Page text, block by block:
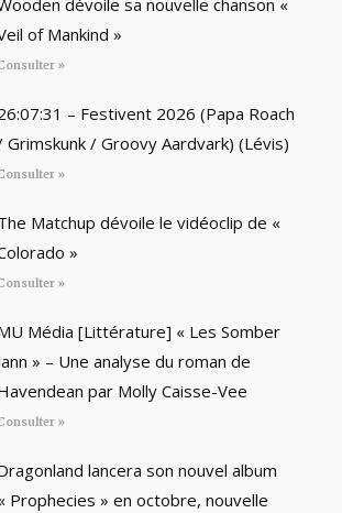
dévoile sa nouvelle chanson «
of Mankind »
»
– Festivent 2026 (Papa Roach
Grimskunk / Groovy Aardvark) (Lévis)
»
Matchup dévoile le vidéoclip de «
»
»
Média [Littérature] « Les Somber
» – Une analyse du roman de
par Molly Caisse-Vee
»
lancera son nouvel album
Prophecies » en octobre, nouvelle